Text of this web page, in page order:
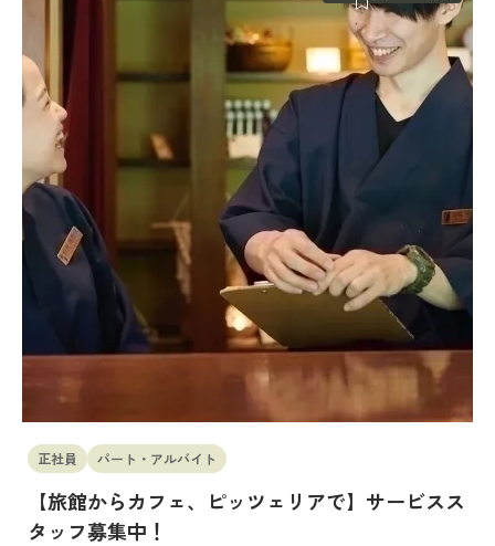
正社員 パート・アルバイト
【旅館からカフェ、ピッツェリアで】サービスス
タッフ募集中！